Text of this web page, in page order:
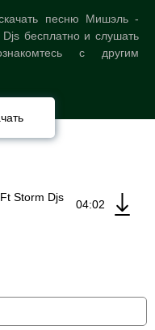
песню Мишэль -
бесплатно и слушать
с другим
Storm Djs
04:02